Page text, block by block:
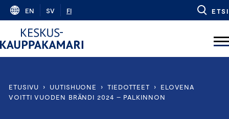
Skip
content
EN SV FI ETSI
ETUSIVU › UUTISHUONE › TIEDOTTEET ›
ELOVENA
VOITTI VUODEN BRÄNDI 2024 – PALKINNON